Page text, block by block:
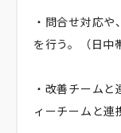
・問合せ対応
を行う。（日中
・改善チーム
ィーチームと連